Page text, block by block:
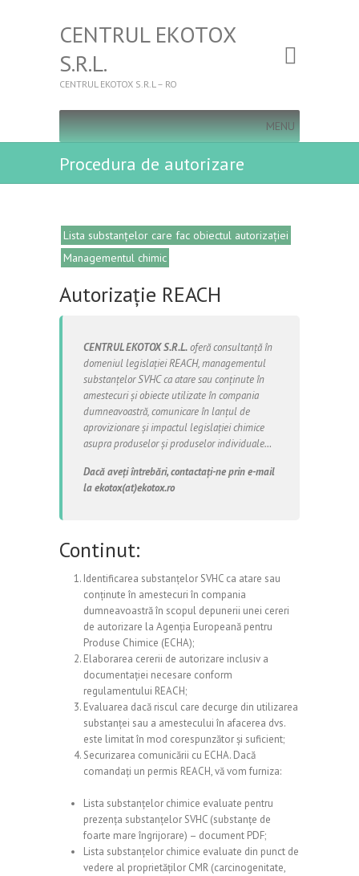
CENTRUL EKOTOX
S.R.L.
CENTRUL EKOTOX S.R.L – RO
MENU
Procedura de autorizare
Lista substanțelor care fac obiectul autorizației
Managementul chimic
Autorizație REACH
CENTRUL EKOTOX S.R.L.oferă consultanță în
domeniul legislației REACH, managementul
substanțelor SVHC ca atare sau conținute în
amestecuri și obiecte utilizate în compania
dumneavoastră, comunicare în lanțul de
aprovizionare și impactul legislației chimice
asupra produselor și produselor individuale…
Dacă aveți întrebări, contactați-ne prin e-mail
la ekotox(at)ekotox.ro
Continut:
Identificarea substanțelor SVHC ca atare sau
conținute în amestecuri în compania
dumneavoastră în scopul depunerii unei cereri
de autorizare la Agenția Europeană pentru
Produse Chimice (ECHA);
Elaborarea cererii de autorizare inclusiv a
documentației necesare conform
regulamentului REACH;
Evaluarea dacă riscul care decurge din utilizarea
substanței sau a amestecului în afacerea dvs.
este limitat în mod corespunzător și suficient;
Securizarea comunicării cu ECHA. Dacă
comandați un permis REACH, vă vom furniza:
Lista substanțelor chimice evaluate pentru
prezența substanțelor SVHC (substanțe de
foarte mare îngrijorare) – document PDF;
Lista substanțelor chimice evaluate din punct de
vedere al proprietăților CMR (carcinogenitate,